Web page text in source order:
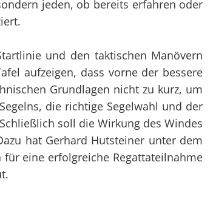
Clubtörns
SY Gundel Gaukeley
SY Daisy Duck
Ausbildung
Regattaförderung
Trainerïnnen
Blog-Archiv
Unsere
Ausbildung
Trainerïnnen
Blog-Archiv
jeden, ob bereits erfahren oder
und den taktischen Manövern
aufzeigen, dass vorne der bessere
Grundlagen nicht zu kurz, um
die richtige Segelwahl und der
soll die Wirkung des Windes
hat Gerhard Hutsteiner unter dem
eine erfolgreiche Regattateilnahme